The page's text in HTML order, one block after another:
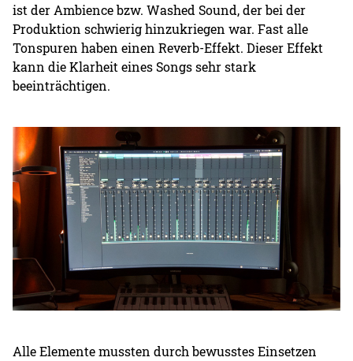
ist der Ambience bzw. Washed Sound, der bei der
Produktion schwierig hinzukriegen war. Fast alle
Tonspuren haben einen Reverb-Effekt. Dieser Effekt
kann die Klarheit eines Songs sehr stark
beeinträchtigen.
Alle Elemente mussten durch bewusstes Einsetzen